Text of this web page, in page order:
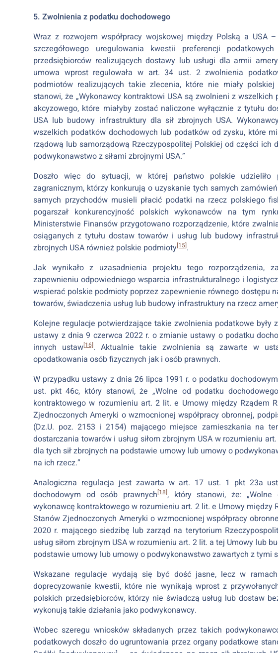
5. Zwolnienia z podatku dochodowego
Wraz z rozwojem współpracy wojskowej między Polską a USA
szczegółowego uregulowania kwestii preferencji
przedsiębiorców realizujących dostawy lub usługi dla armii
umowa wprost regulowała w art. 34 ust. 2 zwolnienia
podmiotów realizujących takie zlecenia, które nie miały
stanowi, że „Wykonawcy kontraktowi USA są zwolnieni z
akcyzowego, które miałyby zostać naliczone wyłącznie z tytułu
USA lub budowy infrastruktury dla sił zbrojnych USA.
wszelkich podatków dochodowych lub podatków od zysku, które
rządową lub samorządową Rzeczypospolitej Polskiej od części
podwykonawstwo z siłami zbrojnymi USA.”
Doszło więc do sytuacji, w której państwo polskie udzieliło
zagranicznym, którzy konkurują o uzyskanie tych samych
samych przychodów musieli płacić podatki na rzecz polskiego
pogarszał konkurencyjność polskich wykonawców na tym
Ministerstwie Finansów przygotowano rozporządzenie, które
osiąganych z tytułu dostaw towarów i usług lub budowy
zbrojnych USA również polskie podmioty[15].
Jak wynikało z uzasadnienia projektu tego rozporządzenia,
zapewnieniu odpowiedniego wsparcia infrastrukturalnego i
wspierać polskie podmioty poprzez zapewnienie równego dostępu
towarów, świadczenia usług lub budowy infrastruktury na rzecz
Kolejne regulacje potwierdzające takie zwolnienia podatkowe były
ustawy z dnia 9 czerwca 2022 r. o zmianie ustawy o podatku
innych ustaw[16]. Aktualnie takie zwolnienia są zawarte w
opodatkowania osób fizycznych jak i osób prawnych.
W przypadku ustawy z dnia 26 lipca 1991 r. o podatku
ust. pkt 46c, który stanowi, że „Wolne od podatku
kontraktowego w rozumieniu art. 2 lit. e Umowy między Rządem
Zjednoczonych Ameryki o wzmocnionej współpracy obronnej,
(Dz.U. poz. 2153 i 2154) mającego miejsce zamieszkania na
dostarczania towarów i usług siłom zbrojnym USA w rozumieniu
dla tych sił zbrojnych na podstawie umowy lub umowy o
na ich rzecz.”
Analogiczna regulacja jest zawarta w art. 17 ust. 1 pkt 23a
dochodowym od osób prawnych[18], który stanowi, że:
wykonawcę kontraktowego w rozumieniu art. 2 lit. e Umowy między
Stanów Zjednoczonych Ameryki o wzmocnionej współpracy
2020 r. mającego siedzibę lub zarząd na terytorium
usług siłom zbrojnym USA w rozumieniu art. 2 lit. a tej Umowy lub
podstawie umowy lub umowy o podwykonawstwo zawartych z tymi
Wskazane regulacje wydają się być dość jasne, lecz w
doprecyzowanie kwestii, które nie wynikają wprost z
polskich przedsiębiorców, którzy nie świadczą usług lub dostaw
wykonują takie działania jako podwykonawcy.
Wobec szeregu wniosków składanych przez takich
podatkowych doszło do ugruntowania przez organy podatkowe